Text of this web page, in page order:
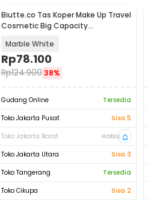
Biutte.co Tas Koper Make Up Travel
Cosmetic Big Capacity
Marble White
Rp78.100
Rp124.900 38%
Gudang Online
Tersedia
Toko Jakarta Pusat
Sisa 5
Toko Jakarta Barat
Habis
Toko Jakarta Utara
Sisa 3
Toko Tangerang
Tersedia
Toko Cikupa
Sisa 2